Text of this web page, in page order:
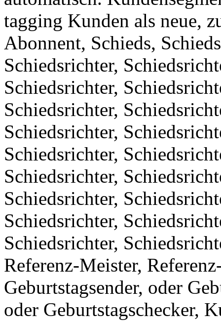
tagging Kunden als neue,
Abonnent, Schieds,
Schiedsrichter,
Schiedsrichter,
Schiedsrichter,
Schiedsrichter,
Schiedsrichter,
Schiedsrichter,
Schiedsrichter,
Schiedsrichter,
Schiedsrichter,
Referenz-Meister,
Geburtstagsender, oder
oder Geburtstagschecker,